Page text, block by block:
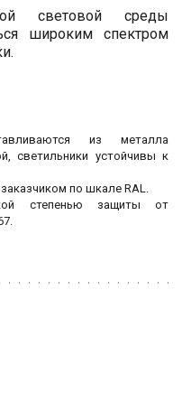
световой среды
широким спектром
из металла
светильники устойчивы к
по шкале RAL.
степенью защиты от